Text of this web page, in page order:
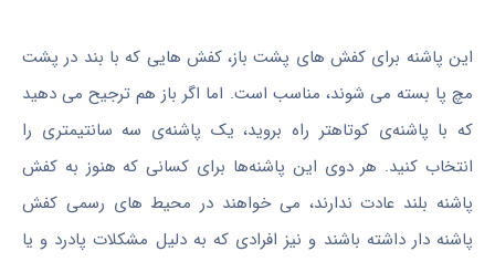
این پاشنه برای کفش های پشت باز، کفش هایی که با بند در پشت
مچ پا بسته می شوند، مناسب است. اما اگر باز هم ترجیح می دهید
که با پاشنه‌ی کوتاهتر راه بروید، یک پاشنه‌ی سه سانتیمتری را
انتخاب کنید. هر دوی این پاشنه‌ها برای کسانی که هنوز به کفش
پاشنه بلند عادت ندارند، می خواهند در محیط های رسمی کفش
پاشنه دار داشته باشند و نیز افرادی که به دلیل مشکلات پادرد و یا